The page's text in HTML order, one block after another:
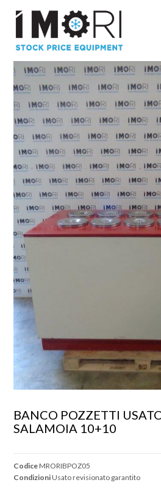
BANCO POZZETTI
SALAMOIA 10+10
CodiceMRORIBPOZ05
CondizioniUsato revisionato garantito